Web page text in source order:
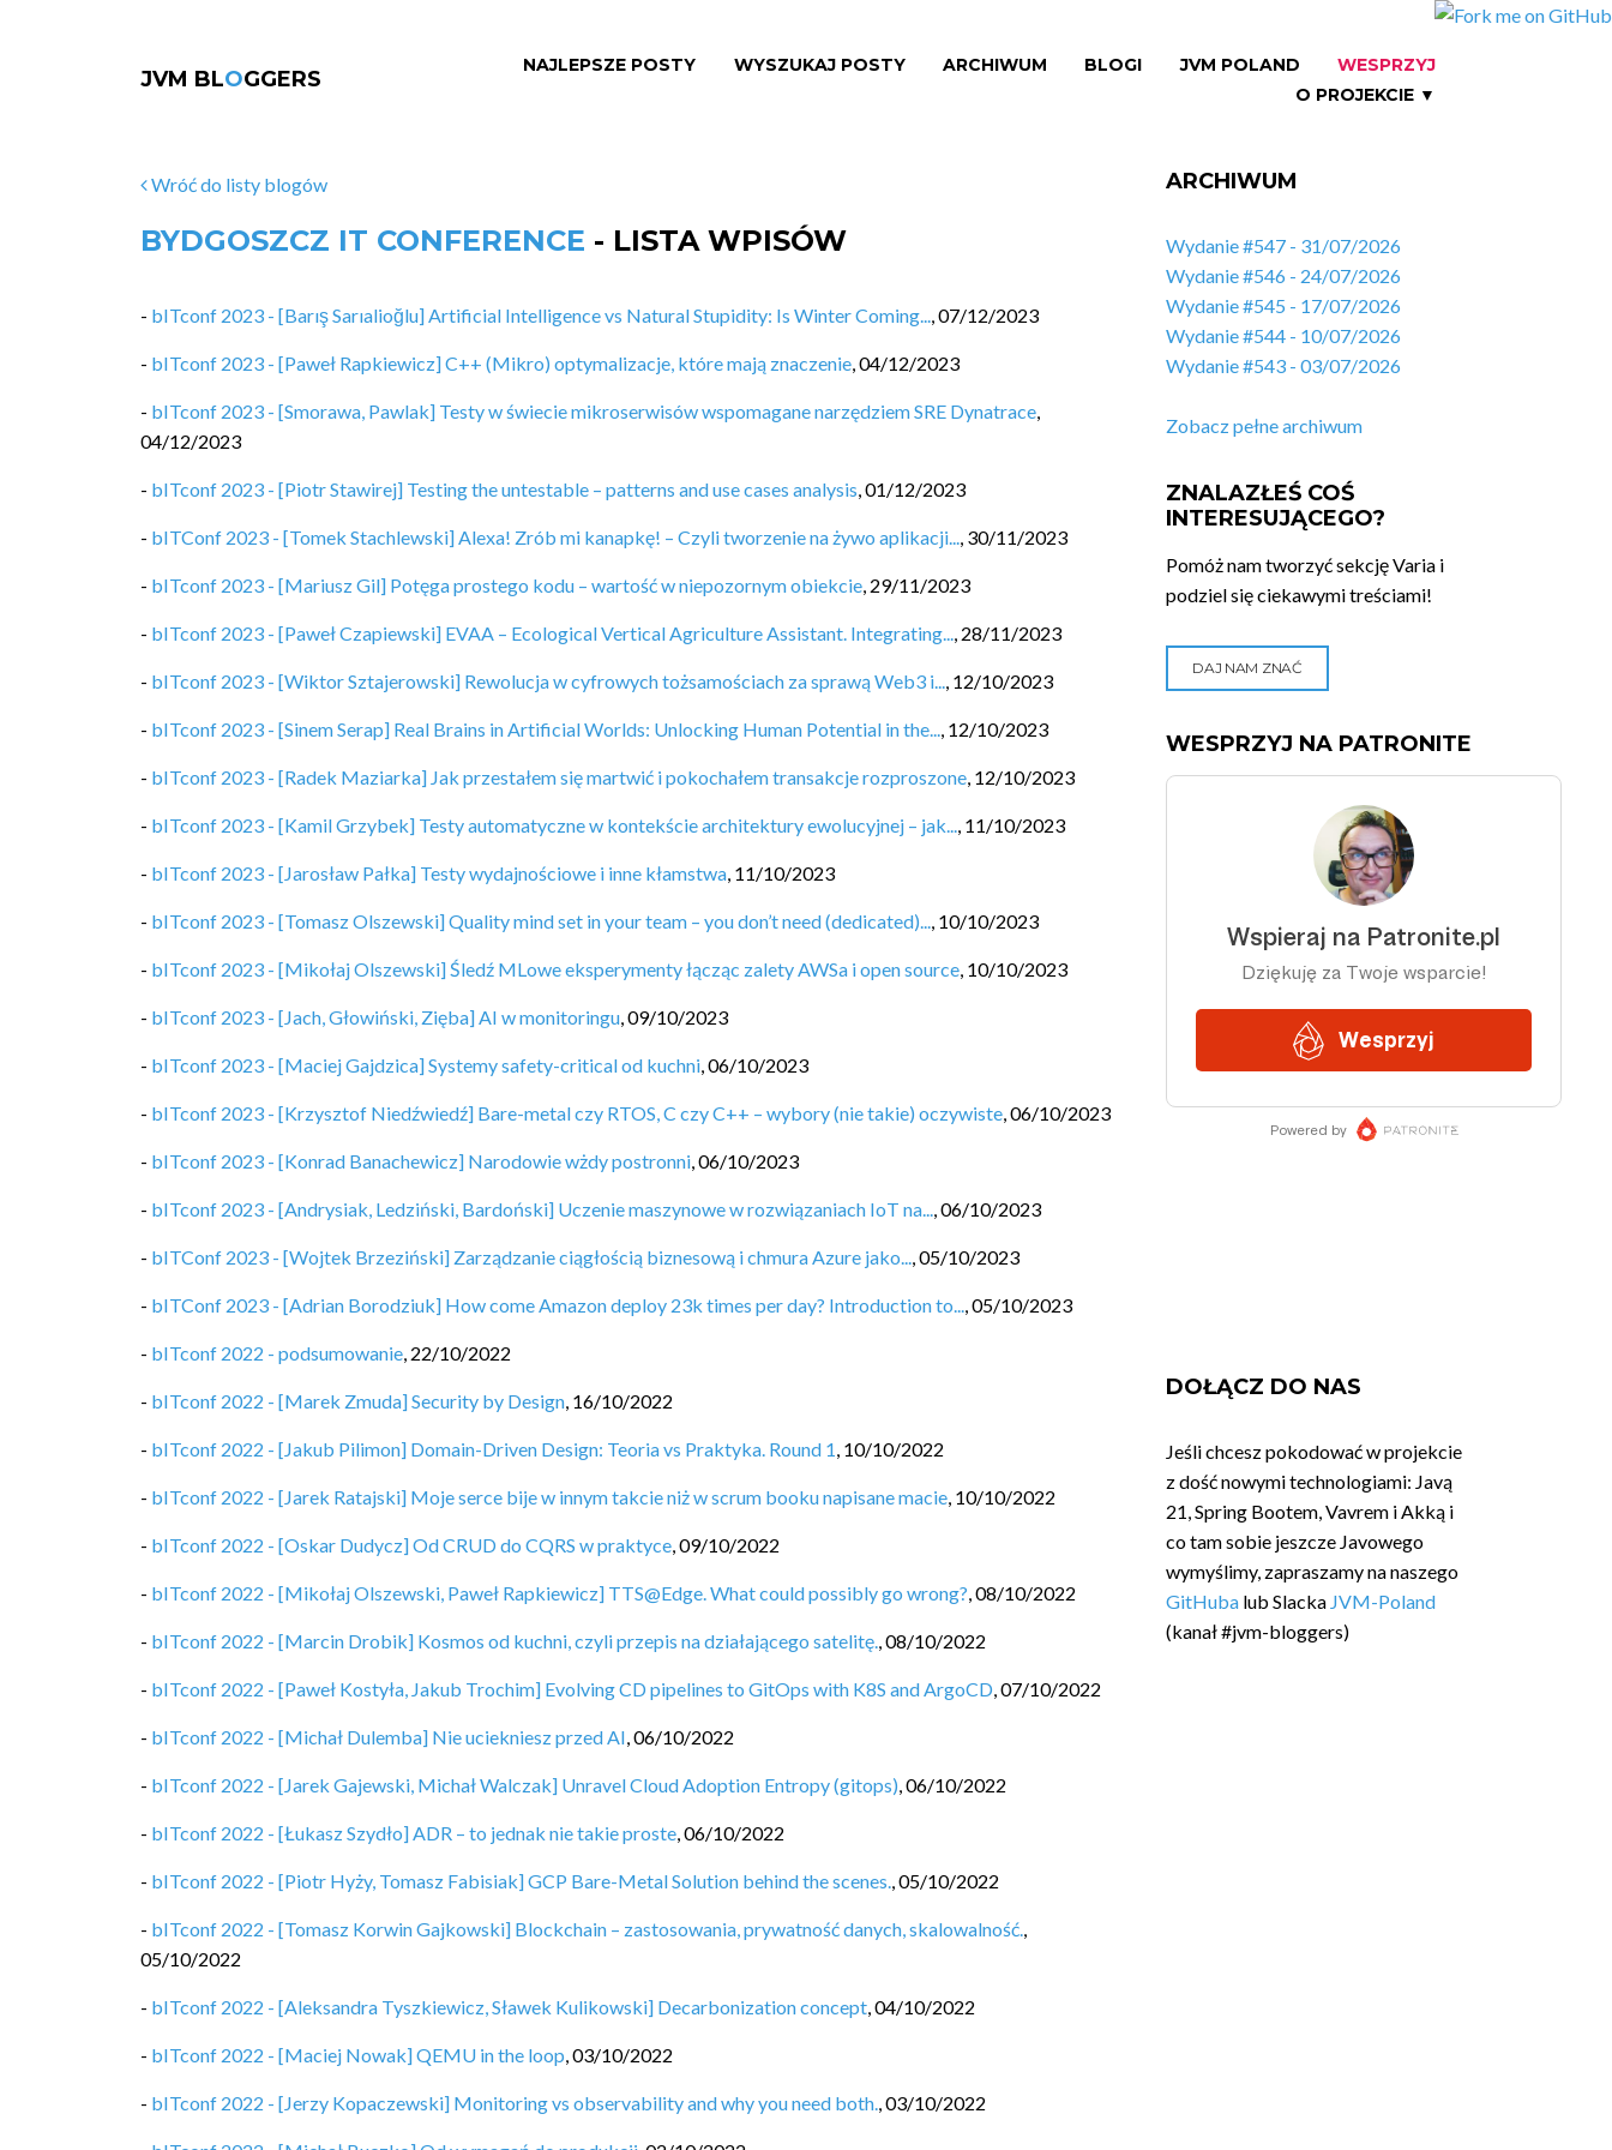
JVM BLOGGERS
NAJLEPSZE POSTY WYSZUKAJ POSTY ARCHIWUM BLOGI JVM POLAND
WESPRZYJ
O PROJEKCIE ▼
Wróć do listy blogów
BYDGOSZCZ IT CONFERENCE - LISTA WPISÓW
- bITconf 2023 - [Barış Sarıalioğlu] Artificial Intelligence vs Natural Stupidity: Is Winter Coming...,07/12/2023
- bITconf 2023 - [Paweł Rapkiewicz] C++ (Mikro) optymalizacje, które mają znaczenie,04/12/2023
- bITconf 2023 - [Smorawa, Pawlak] Testy w świecie mikroserwisów wspomagane narzędziem SRE Dynatrace,
04/12/2023
- bITconf 2023 - [Piotr Stawirej] Testing the untestable – patterns and use cases analysis,01/12/2023
- bITConf 2023 - [Tomek Stachlewski] Alexa! Zrób mi kanapkę! – Czyli tworzenie na żywo aplikacji..., 30/11/2023
- bITconf 2023 - [Mariusz Gil] Potęga prostego kodu – wartość w niepozornym obiekcie, 29/11/2023
- bITconf 2023 - [Paweł Czapiewski] EVAA – Ecological Vertical Agriculture Assistant. Integrating..., 28/11/2023
- bITconf 2023 - [Wiktor Sztajerowski] Rewolucja w cyfrowych tożsamościach za sprawą Web3 i..., 12/10/2023
- bITconf 2023 - [Sinem Serap] Real Brains in Artificial Worlds: Unlocking Human Potential in the..., 12/10/2023
- bITconf 2023 - [Radek Maziarka] Jak przestałem się martwić i pokochałem transakcje rozproszone, 12/10/2023
- bITconf 2023 - [Kamil Grzybek] Testy automatyczne w kontekście architektury ewolucyjnej – jak..., 11/10/2023
- bITconf 2023 - [Jarosław Pałka] Testy wydajnościowe i inne kłamstwa, 11/10/2023
- bITconf 2023 - [Tomasz Olszewski] Quality mind set in your team – you don’t need (dedicated)..., 10/10/2023
- bITconf 2023 - [Mikołaj Olszewski] Śledź MLowe eksperymenty łącząc zalety AWSa i open source, 10/10/2023
- bITconf 2023 - [Jach, Głowiński, Zięba] AI w monitoringu,09/10/2023
- bITconf 2023 - [Maciej Gajdzica] Systemy safety-critical od kuchni,06/10/2023
- bITconf 2023 - [Krzysztof Niedźwiedź] Bare-metal czy RTOS, C czy C++ – wybory (nie takie) oczywiste,06/10/2023
- bITconf 2023 - [Konrad Banachewicz] Narodowie wżdy postronni,06/10/2023
- bITconf 2023 - [Andrysiak, Ledziński, Bardoński] Uczenie maszynowe w rozwiązaniach IoT na...,06/10/2023
- bITConf 2023 - [Wojtek Brzeziński] Zarządzanie ciągłością biznesową i chmura Azure jako...,05/10/2023
- bITConf 2023 - [Adrian Borodziuk] How come Amazon deploy 23k times per day? Introduction to...,05/10/2023
- bITconf 2022 - podsumowanie, 22/10/2022
- bITconf 2022 - [Marek Zmuda] Security by Design, 16/10/2022
- bITconf 2022 - [Jakub Pilimon] Domain-Driven Design: Teoria vs Praktyka. Round 1, 10/10/2022
- bITconf 2022 - [Jarek Ratajski] Moje serce bije w innym takcie niż w scrum booku napisane macie, 10/10/2022
- bITconf 2022 - [Oskar Dudycz] Od CRUD do CQRS w praktyce,09/10/2022
- bITconf 2022 - [Mikołaj Olszewski, Paweł Rapkiewicz] TTS@Edge. What could possibly go wrong?,08/10/2022
- bITconf 2022 - [Marcin Drobik] Kosmos od kuchni, czyli przepis na działającego satelitę.,08/10/2022
- bITconf 2022 - [Paweł Kostyła, Jakub Trochim] Evolving CD pipelines to GitOps with K8S and ArgoCD,07/10/2022
- bITconf 2022 - [Michał Dulemba] Nie uciekniesz przed AI,06/10/2022
- bITconf 2022 - [Jarek Gajewski, Michał Walczak] Unravel Cloud Adoption Entropy (gitops),06/10/2022
- bITconf 2022 - [Łukasz Szydło] ADR – to jednak nie takie proste,06/10/2022
- bITconf 2022 - [Piotr Hyży, Tomasz Fabisiak] GCP Bare-Metal Solution behind the scenes.,05/10/2022
- bITconf 2022 - [Tomasz Korwin Gajkowski] Blockchain – zastosowania, prywatność danych, skalowalność.,
05/10/2022
- bITconf 2022 - [Aleksandra Tyszkiewicz, Sławek Kulikowski] Decarbonization concept,04/10/2022
- bITconf 2022 - [Maciej Nowak] QEMU in the loop,03/10/2022
- bITconf 2022 - [Jerzy Kopaczewski] Monitoring vs observability and why you need both.,03/10/2022
ARCHIWUM
Wydanie #547 - 31/07/2026
Wydanie #546 - 24/07/2026
Wydanie #545 - 17/07/2026
Wydanie #544 - 10/07/2026
Wydanie #543 - 03/07/2026
Zobacz pełne archiwum
ZNALAZŁEŚ COŚ
INTERESUJĄCEGO?
Pomóż nam tworzyć sekcję Varia i
podziel się ciekawymi treściami!
DAJ NAM ZNAĆ
WESPRZYJ NA PATRONITE
DOŁĄCZ DO NAS
Jeśli chcesz pokodować w projekcie
z dość nowymi technologiami: Javą
21, Spring Bootem, Vavrem i Akką i
co tam sobie jeszcze Javowego
wymyślimy, zapraszamy na naszego
GitHuba lub Slacka JVM-Poland
(kanał #jvm-bloggers)